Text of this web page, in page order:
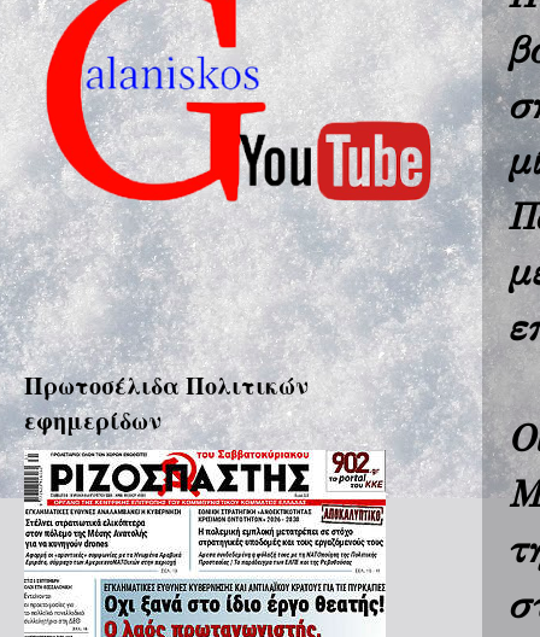
Πρωτοσέλιδα Πολιτικών
εφημερίδων